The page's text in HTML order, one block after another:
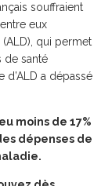
souffraient
eux
qui permet
de santé
d’ALD a dépassé
moins de 17%
dépenses de